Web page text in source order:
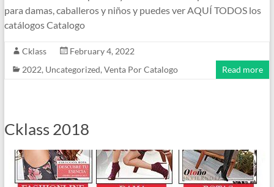
para damas, caballeros y niños y puedes ver AQUÍ TODOS los
catálogos Catalogo
Cklass
February 4, 2022
2022, Uncategorized, Venta Por Catalogo Read more
Cklass 2018